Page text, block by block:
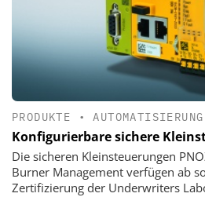
PRODUKTE •AUTOMATISIERUNG
Konfigurierbare sichere
Die sicheren Kleinsteuerungen
Burner Management verfügen ab
Zertifizierung der Underwriters